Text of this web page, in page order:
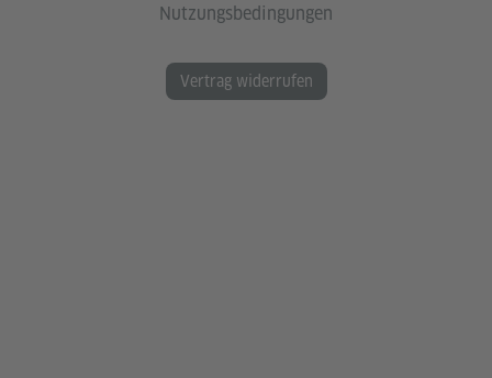
Nutzungsbedingungen
Vertrag widerrufen